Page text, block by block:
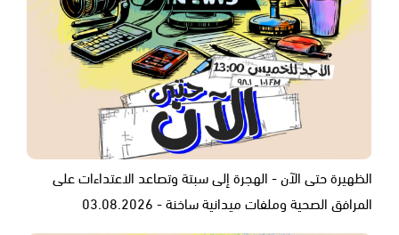
الظهيرة حتى الآن - الهجرة إلى سبتة وتصاعد الاعتداءات على
المرافق الصحية وملفات ميدانية ساخنة - 03.08.2026